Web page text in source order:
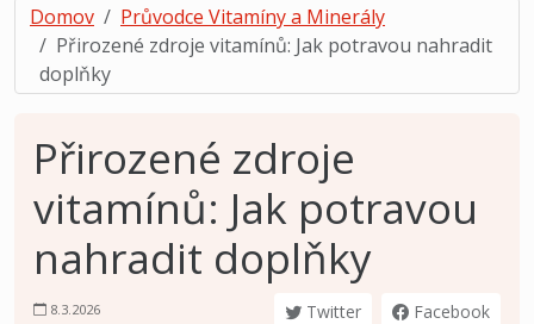
Domov
Průvodce Vitamíny a Minerály
Přirozené zdroje vitamínů: Jak potravou nahradit
doplňky
Přirozené zdroje
vitamínů: Jak potravou
nahradit doplňky
8.3.2026 Twitter Facebook